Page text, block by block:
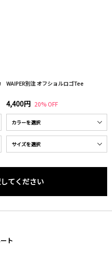
WAIPER別注 オフショルロゴTee
4,400円 20% OFF
てください
ト